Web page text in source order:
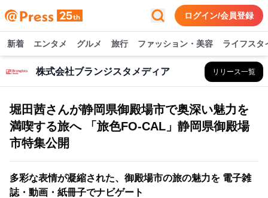
ログイン/会員登録
新着 エンタメ グルメ 旅行 ファッション・美容 ライフスタ
株式会社ブランジスタメディア リリース一覧
堀田茜さんが静岡県御殿場市で奥深い魅力を
満喫する旅へ 「旅色FO-CAL」静岡県御殿場
市特集公開
多彩な表情が凝縮された、御殿場市の旅の魅力を 電子雑
誌・動画・紙冊子でナビゲート